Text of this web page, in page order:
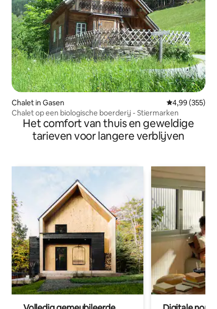
Chalet in Gasen Gemiddelde
4,99 (355)
Chalet op een biologische boerderij - Stiermarken
Het comfort van thuis en geweldige
tarieven voor langere verblijven